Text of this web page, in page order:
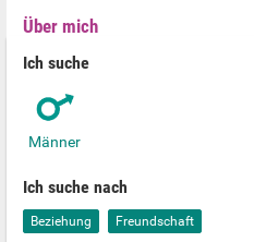
Über mich
Ich suche
Männer
Ich suche nach
Beziehung Freundschaft